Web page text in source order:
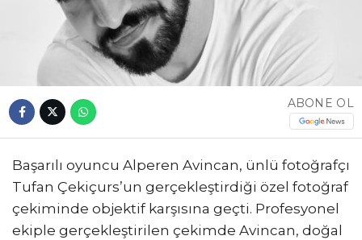
ABONE OL
Başarılı oyuncu Alperen Avincan, ünlü fotoğrafçı
Tufan Çekiçurs’un gerçekleştirdiği özel fotoğraf
çekiminde objektif karşısına geçti. Profesyonel
ekiple gerçekleştirilen çekimde Avincan, doğal